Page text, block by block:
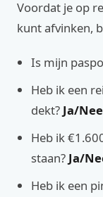
Voordat je op
kunt afvinken,
Is mijn
Heb ik een
dekt? Ja/Nee
Heb ik
staan? Ja/
Heb ik een